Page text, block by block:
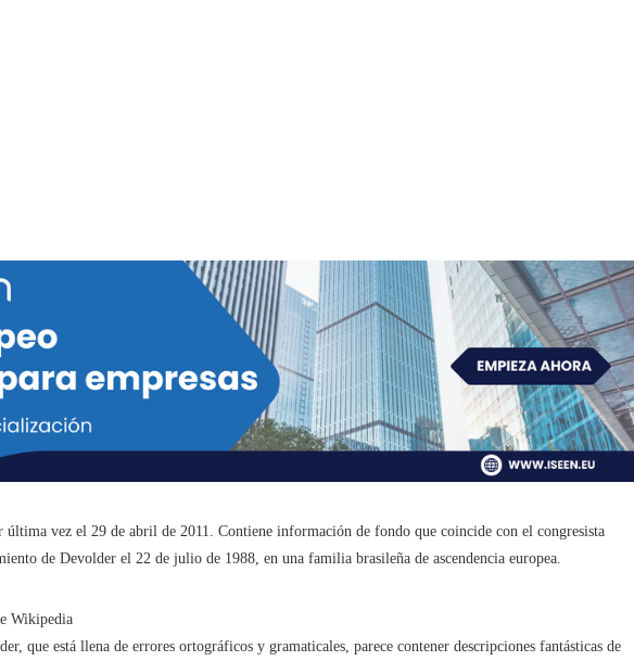
vez el 29 de abril de 2011. Contiene información de fondo que coincide con el congresista
de Devolder el 22 de julio de 1988, en una familia brasileña de ascendencia europea.
que está llena de errores ortográficos y gramaticales, parece contener descripciones fantásticas de